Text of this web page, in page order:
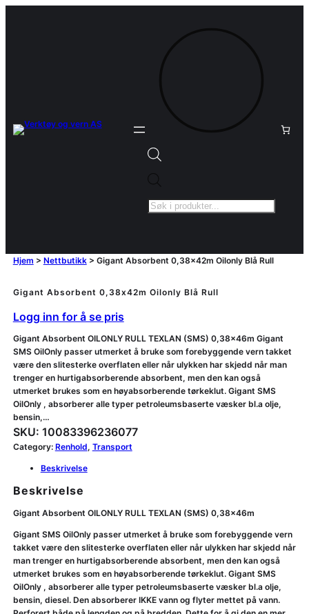
Products
Hjem > Nettbutikk> Gigant Absorbent 0,38x42m Oilonly Blå Rull
Gigant Absorbent 0,38x42m Oilonly Blå Rull
Logg inn for å se pris
Gigant Absorbent OILONLY RULL TEXLAN (SMS) 0,38x46m Gigant
SMS OilOnly passer utmerket å bruke som forebyggende vern takket
være den slitesterke overflaten eller når ulykken har skjedd når man
trenger en hurtigabsorberende absorbent, men den kan også
utmerket brukes som en høyabsorberende tørkeklut. Gigant SMS
OilOnly , absorberer alle typer petroleumsbaserte væsker bl.a olje,
bensin,…
SKU: 10083396236077
Category: Renhold, Transport
Beskrivelse
Beskrivelse
Gigant Absorbent OILONLY RULL TEXLAN (SMS) 0,38x46m
Gigant SMS OilOnly passer utmerket å bruke som forebyggende vern
takket være den slitesterke overflaten eller når ulykken har skjedd når
man trenger en hurtigabsorberende absorbent, men den kan også
utmerket brukes som en høyabsorberende tørkeklut. Gigant SMS
OilOnly , absorberer alle typer petroleumsbaserte væsker bl.a olje,
bensin, diesel. Den absorberer IKKE vann og flyter mettet på vann.